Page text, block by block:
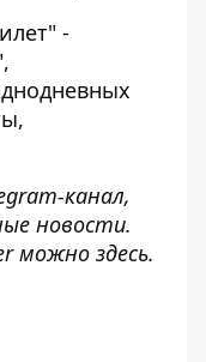
-
канал,
новости.
можно здесь.